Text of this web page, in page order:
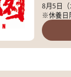
8月5日
※休養日